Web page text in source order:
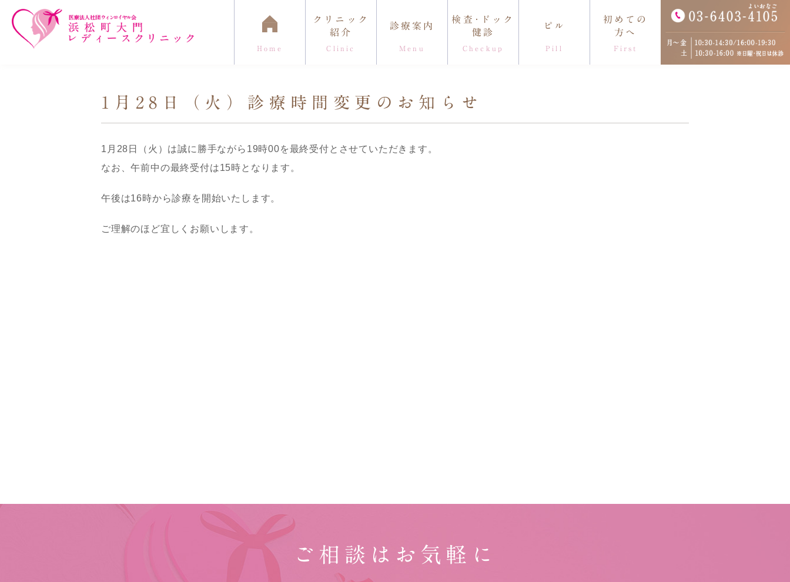
Home
クリニック
紹介
Clinic
診療案内
Menu
検査･ドック
健診
Checkup
ピル
Pill
初めての
方へ
First
1月28日（火）診療時間変更のお知らせ
1月28日（火）は誠に勝手ながら19時00を最終受付とさせていただきます。‬
‪なお、午前中の最終受付は15時となります。
午後は16時から診療を開始いたします。
‪ご理解のほど宜しくお願いします。
ご相談はお気軽に